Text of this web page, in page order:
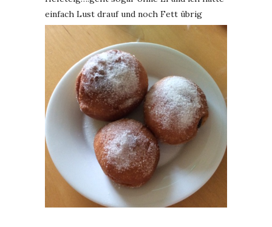
einfach Lust drauf und noch Fett übrig